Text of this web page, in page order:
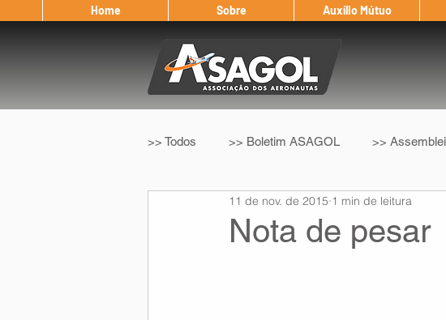
Home Sobre Auxílio Mútuo
>> Todos >> Boletim ASAGOL >>
>> Legislação >> IFALPA >>
Nota de pesar
11 de nov. de 2015 1 min de leitura